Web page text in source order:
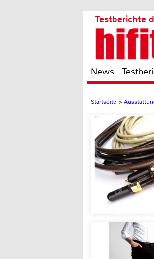
Testberichte
News
Startseite >